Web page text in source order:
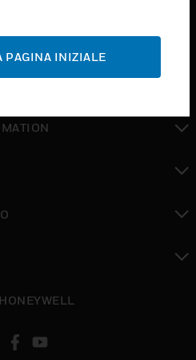
PAGINA INIZIALE